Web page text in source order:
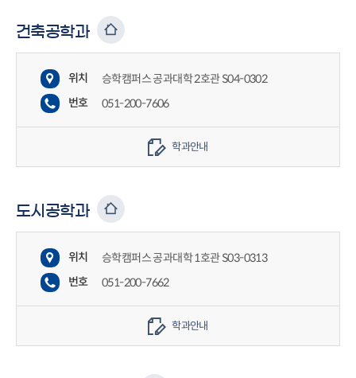
건축공학과
위치
승학캠퍼스 공과대학 2호관 S04-0302
번호
051-200-7606
학과안내
도시공학과
위치
승학캠퍼스 공과대학 1호관 S03-0313
번호
051-200-7662
학과안내